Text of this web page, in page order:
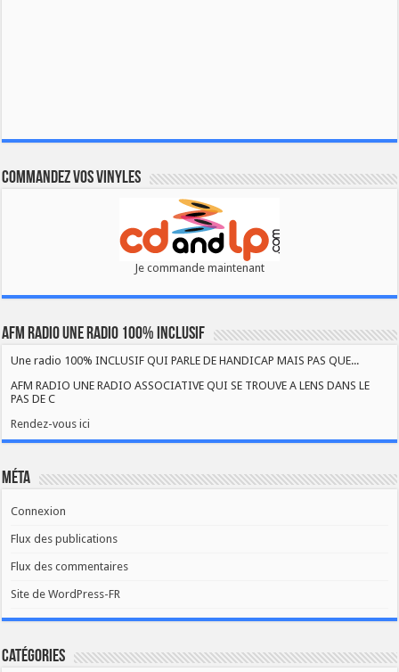
Commandez vos vinyles
Je commande maintenant
AFM RADIO UNE RADIO 100% INCLUSIF
Une radio 100% INCLUSIF QUI PARLE DE HANDICAP MAIS PAS QUE...
AFM RADIO UNE RADIO ASSOCIATIVE QUI SE TROUVE A LENS DANS LE
PAS DE C
Rendez-vous ici
Méta
Connexion
Flux des publications
Flux des commentaires
Site de WordPress-FR
Catégories